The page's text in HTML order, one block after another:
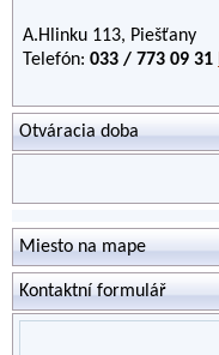
A.Hlinku 113, Piešťany
Telefón: 033 / 773 09 31
Otváracia doba
Miesto na mape
Kontaktní formulář